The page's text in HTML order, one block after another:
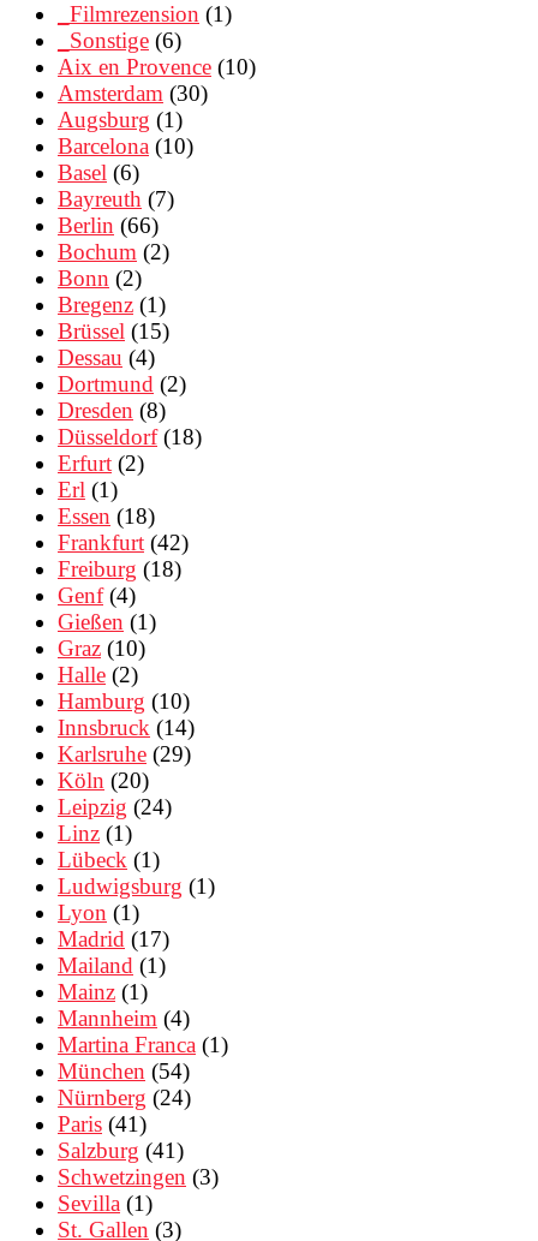
_Filmrezension (1)
_Sonstige (6)
Aix en Provence (10)
Amsterdam (30)
Augsburg (1)
Barcelona (10)
Basel (6)
Bayreuth (7)
Berlin (66)
Bochum (2)
Bonn (2)
Bregenz (1)
Brüssel (15)
Dessau (4)
Dortmund (2)
Dresden (8)
Düsseldorf(18)
Erfurt (2)
Erl (1)
Essen (18)
Frankfurt (42)
Freiburg (18)
Genf(4)
Gießen (1)
Graz (10)
Halle (2)
Hamburg (10)
Innsbruck (14)
Karlsruhe (29)
Köln (20)
Leipzig (24)
Linz (1)
Lübeck (1)
Ludwigsburg (1)
Lyon (1)
Madrid (17)
Mailand (1)
Mainz (1)
Mannheim (4)
Martina Franca (1)
München (54)
Nürnberg (24)
Paris (41)
Salzburg (41)
Schwetzingen (3)
Sevilla (1)
St. Gallen (3)